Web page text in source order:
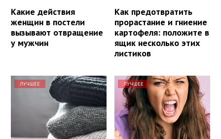
Какие действия
женщин в постели
вызывают отвращение
у мужчин
Как предотвратить
прорастание и гниение
картофеля: положите в
ящик несколько этих
листиков
ЛУЧШЕЕ ЛУЧШЕЕ